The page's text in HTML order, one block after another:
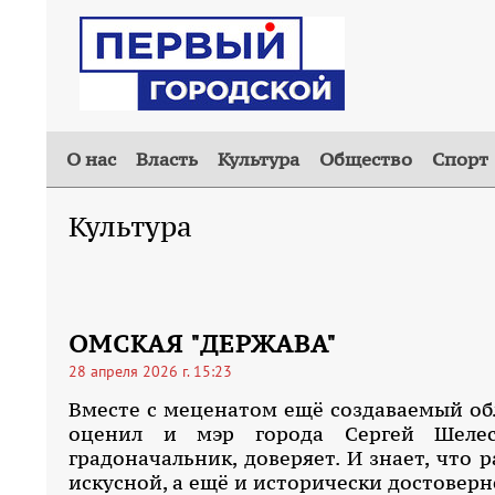
О нас Власть Культура Общество Спорт
Культура
ОМСКАЯ "ДЕРЖАВА"
28 апреля 2026 г. 15:23
Вместе с меценатом ещё создаваемый
оценил и мэр города Сергей
градоначальник, доверяет. И знает, что
искусной, а ещё и исторически